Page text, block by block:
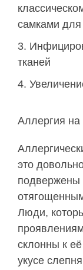
самками для
тканей
Аллергия на
это
подвержены
Люди,
склонны к
укусе